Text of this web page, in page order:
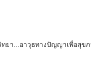
ยา...อาวุธทางปัญญาเพื่อสุขภ